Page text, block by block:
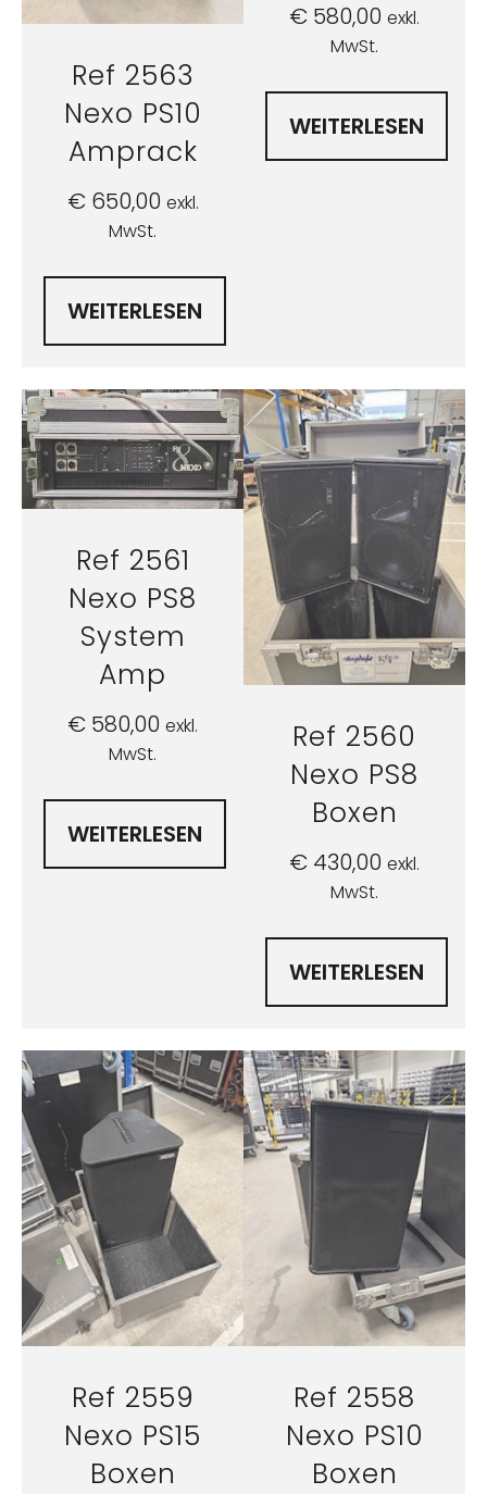
Ref 2563
Nexo PS10
Amprack
€650,00 exkl.
MwSt.
WEITERLESEN
€ 580,00 exkl.
MwSt.
WEITERLESEN
Ref 2561
Nexo PS8
System
Amp
€ 580,00 exkl.
MwSt.
WEITERLESEN
Ref 2560
Nexo PS8
Boxen
€ 430,00 exkl.
MwSt.
WEITERLESEN
Ref 2559
Nexo PS15
Boxen
Ref 2558
Nexo PS10
Boxen